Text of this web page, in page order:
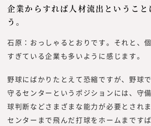
企業からすれば人材流出ということ
う。
石原：おっしゃるとおりです。それと、
すぎている企業も多いように感じます。
野球にばかりたとえて恐縮ですが、野球
守るセンターというポジションには、守
球判断などさまざまな能力が必要とされ
センターまで飛んだ打球をホームまです